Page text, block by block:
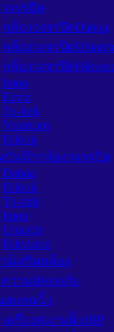
งจรปิด
กล้องวงจรปิดDahua
กล้องวงจรปิดUniarch
กล้องวงจรปิด
Imou
Ezviz
Tp-link
Vstarcam
Hilook
บันทึกกล้องวงจรปิด
Dahua
Hilook
Tp-link
Imou
Uniarch
Hikvision
เสริมกล้อง
วามปลอดภัย
สแกนนิ้ว
เครื่องสแกนนิ้วHIP